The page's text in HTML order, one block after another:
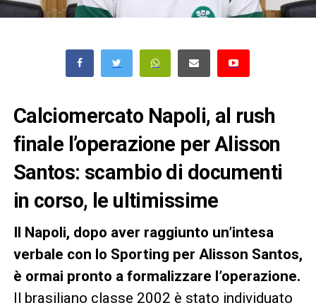
Calciomercato Napoli, al rush
finale l’operazione per Alisson
Santos: scambio di documenti
in corso, le ultimissime
Il Napoli, dopo aver raggiunto un’intesa
verbale con lo Sporting per Alisson Santos,
è ormai pronto a formalizzare l’operazione.
Il brasiliano classe 2002 è stato individuato